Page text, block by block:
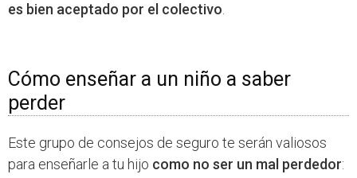
es bien aceptado por el colectivo
Cómo enseñar a un niño a saber
perder
Este grupo de consejos de seguro te serán valiosos
para enseñarle a tu hijo como no ser un mal perdedor: